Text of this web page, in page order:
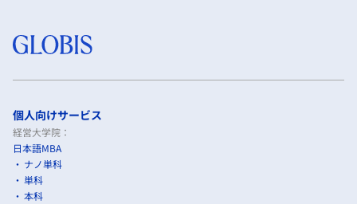
個人向けサービス
経営大学院：
日本語MBA
ナノ単科
単科
本科